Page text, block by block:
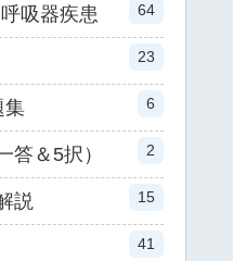
吸器疾患 64
23
集 6
答＆5択） 2
説 15
41